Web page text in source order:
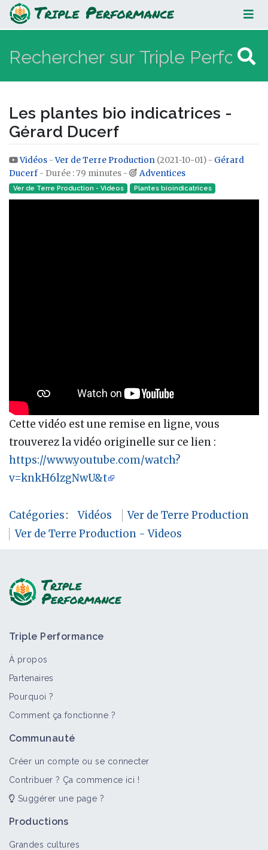
Les plantes bio indicatrices -
Gérard Ducerf
Les plantes bio indicatrices -
Gérard Ducerf
Aller à :navigation,rechercher
Vidéos -Ver de Terre Production (2021-10-01) - Gérard
Ducerf - Durée : 79 minutes - Adventices
Ver de Terre Production - Videos Plantes bioindicatrices
Cette vidéo est une remise en ligne, vous
trouverez la vidéo originelle sur ce lien :
https://www.youtube.com/watch?
v=knkH6lzgNwU&t
Catégories: Vidéos
Ver de Terre Production
Ver de Terre Production - Videos
Triple Performance
À propos
Partenaires
Pourquoi ?
Comment ça fonctionne ?
Communauté
Créer un compte ou se connecter
Contribuer ? Ça commence ici !
Suggérer une page ?
Productions
Grandes cultures